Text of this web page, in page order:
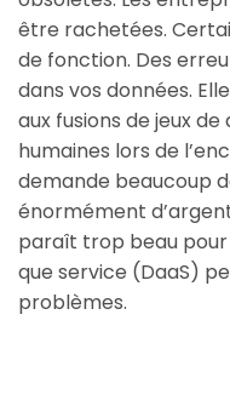
être rachetées.
de fonction. Des
dans vos données.
aux fusions de jeux
humaines lors de
demande beaucoup
énormément
paraît trop beau
que service (DaaS)
problèmes.